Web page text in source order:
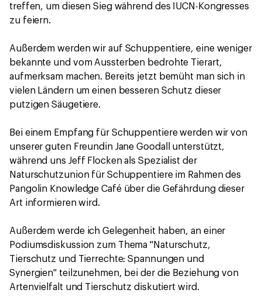
treffen, um diesen Sieg während des IUCN-Kongresses
zu feiern.
Außerdem werden wir auf Schuppentiere, eine weniger
bekannte und vom Aussterben bedrohte Tierart,
aufmerksam machen. Bereits jetzt bemüht man sich in
vielen Ländern um einen besseren Schutz dieser
putzigen Säugetiere.
Bei einem Empfang für Schuppentiere werden wir von
unserer guten Freundin Jane Goodall unterstützt,
während uns Jeff Flocken als Spezialist der
Naturschutzunion für Schuppentiere im Rahmen des
Pangolin Knowledge Café über die Gefährdung dieser
Art informieren wird.
Außerdem werde ich Gelegenheit haben, an einer
Podiumsdiskussion zum Thema "Naturschutz,
Tierschutz und Tierrechte: Spannungen und
Synergien" teilzunehmen, bei der die Beziehung von
Artenvielfalt und Tierschutz diskutiert wird.